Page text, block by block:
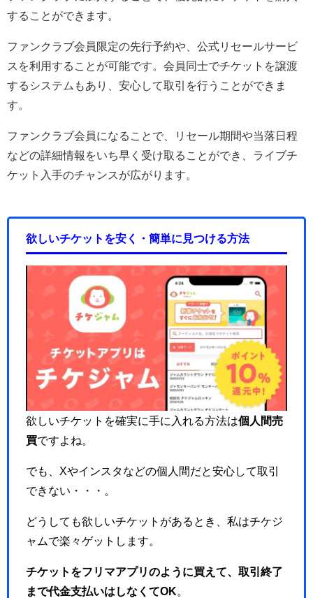
することができます。
ファンクラブ会員限定の先行予約や、公式リセールサービ
スを利用することが可能です。会員同士でチケットを譲渡
するシステムもあり、安心して取引を行うことができま
す。
ファンクラブ会員になることで、リセール期間や当落日程
などの詳細情報をいち早く受け取ることができ、ライブチ
ケット入手のチャンスが広がります。
欲しいチケットを安く・簡単に見つける方法
欲しいチケットを確実に手に入れる方法は個人間売
買ですよね。
でも、Xやインスタなどの個人間だと安心して取引
できない・・・。
どうしても欲しいチケットがあるとき、私はチケジ
ャムで楽々ゲットします。
チケットをフリマアプリのように買えて、取引終了
まで代金支払いはしなくてOK。